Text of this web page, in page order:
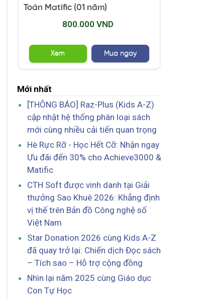
Toán Matific (01 năm)
800.000 VND
Xem Mua ngay
Mới nhất
[THÔNG BÁO] Raz-Plus (Kids A-Z)
cập nhật hệ thống phân loại sách
mới cùng nhiều cải tiến quan trọng
Hè Rực Rỡ - Học Hết Cỡ: Nhận ngay
Ưu đãi đến 30% cho Achieve3000 &
Matific
CTH Soft được vinh danh tại Giải
thưởng Sao Khuê 2026: Khẳng định
vị thế trên Bản đồ Công nghệ số
Việt Nam
Star Donation 2026 cùng Kids A-Z
đã quay trở lại: Chiến dịch Đọc sách
– Tích sao – Hỗ trợ cộng đồng
Nhìn lại năm 2025 cùng Giáo dục
Con Tự Học